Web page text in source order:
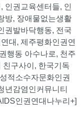
인권교육센터들, 인
방, 장애물없는생활
권발바닥행동, 전국
대, 제주평화인권연
행동 아수나로, 천주
친구사이, 한국기독
적소수자문화인권
년감염인커뮤니티
인권연대나누리+]